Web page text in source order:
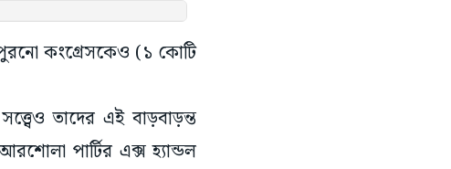
কংগ্রেসকেও (১ কোটি
তাদের এই বাড়বাড়ন্ত
পার্টির এক্স হ্যান্ডল